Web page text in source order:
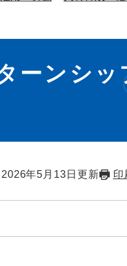
ーンシッ
年5月13日更新 印